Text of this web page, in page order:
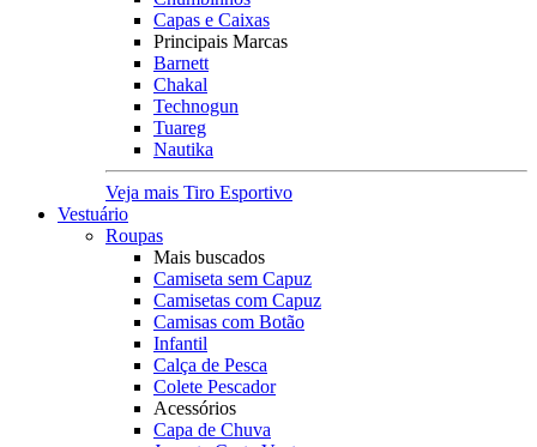
Capas e Caixas
Principais Marcas
Barnett
Chakal
Technogun
Tuareg
Nautika
Veja mais Tiro Esportivo
Vestuário
Roupas
Mais buscados
Camiseta sem Capuz
Camisetas com Capuz
Camisas com Botão
Infantil
Calça de Pesca
Colete Pescador
Acessórios
Capa de Chuva